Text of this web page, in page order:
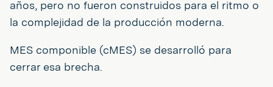
años, pero no fueron construidos para el ritmo o
la complejidad de la producción moderna.
MES componible (cMES) se desarrolló para
cerrar esa brecha.